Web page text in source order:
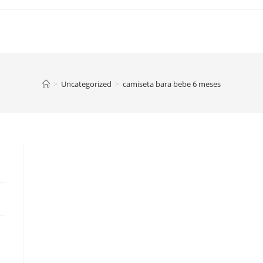
> Uncategorized > camiseta bara bebe 6 meses